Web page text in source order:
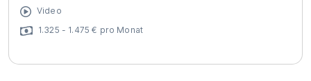
Video
1.325 - 1.475 € pro Monat